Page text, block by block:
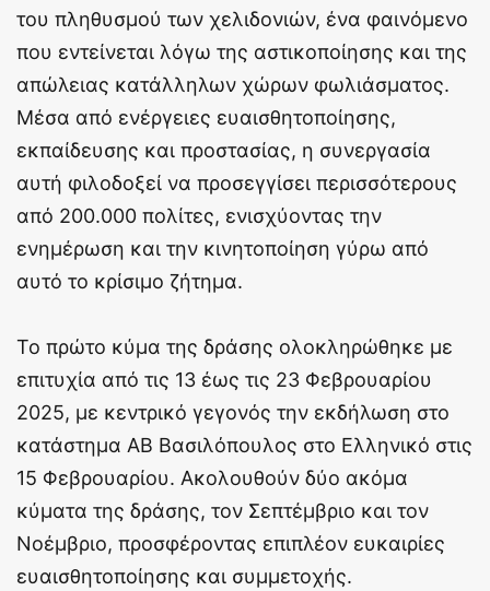
του πληθυσμού των χελιδονιών, ένα φαινόμενο
που εντείνεται λόγω της αστικοποίησης και της
απώλειας κατάλληλων χώρων φωλιάσματος.
Μέσα από ενέργειες ευαισθητοποίησης,
εκπαίδευσης και προστασίας, η συνεργασία
αυτή φιλοδοξεί να προσεγγίσει περισσότερους
από 200.000 πολίτες, ενισχύοντας την
ενημέρωση και την κινητοποίηση γύρω από
αυτό το κρίσιμο ζήτημα.
Το πρώτο κύμα της δράσης ολοκληρώθηκε με
επιτυχία από τις 13 έως τις 23 Φεβρουαρίου
2025, με κεντρικό γεγονός την εκδήλωση στο
κατάστημα ΑΒ Βασιλόπουλος στο Ελληνικό στις
15 Φεβρουαρίου. Ακολουθούν δύο ακόμα
κύματα της δράσης, τον Σεπτέμβριο και τον
Νοέμβριο, προσφέροντας επιπλέον ευκαιρίες
ευαισθητοποίησης και συμμετοχής.